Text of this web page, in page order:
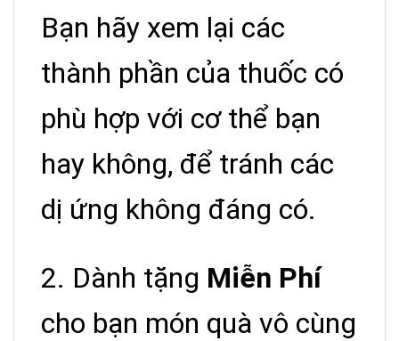
Bạn hãy xem lại các
thành phần của thuốc có
phù hợp với cơ thể bạn
hay không, để tránh các
dị ứng không đáng có.
2. Dành tặng Miễn Phí
cho bạn món quà vô cùng